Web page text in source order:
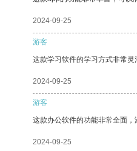
2024-09-25
游客
这款学习软件的学习方式非常灵
2024-09-25
游客
这款办公软件的功能非常全面
2024-09-25